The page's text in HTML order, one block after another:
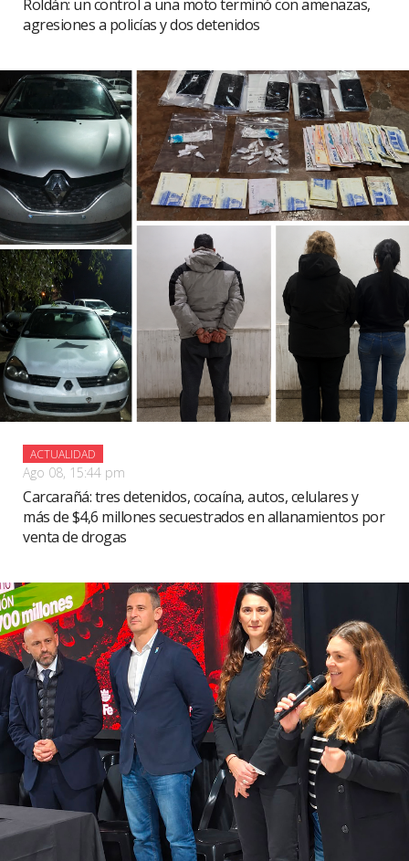
Roldán: un control a una moto terminó con amenazas,
agresiones a policías y dos detenidos
ACTUALIDAD
Ago 08, 15:44 pm
Carcarañá: tres detenidos, cocaína, autos, celulares y
más de $4,6 millones secuestrados en allanamientos por
venta de drogas